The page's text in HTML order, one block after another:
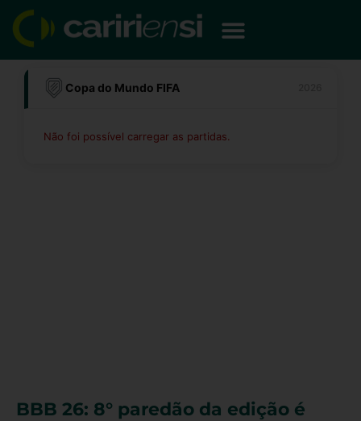
para
conteúdo
Copa do Mundo FIFA
Não foi possível carregar as partidas.
BBB 26: 8° paredão da edição é